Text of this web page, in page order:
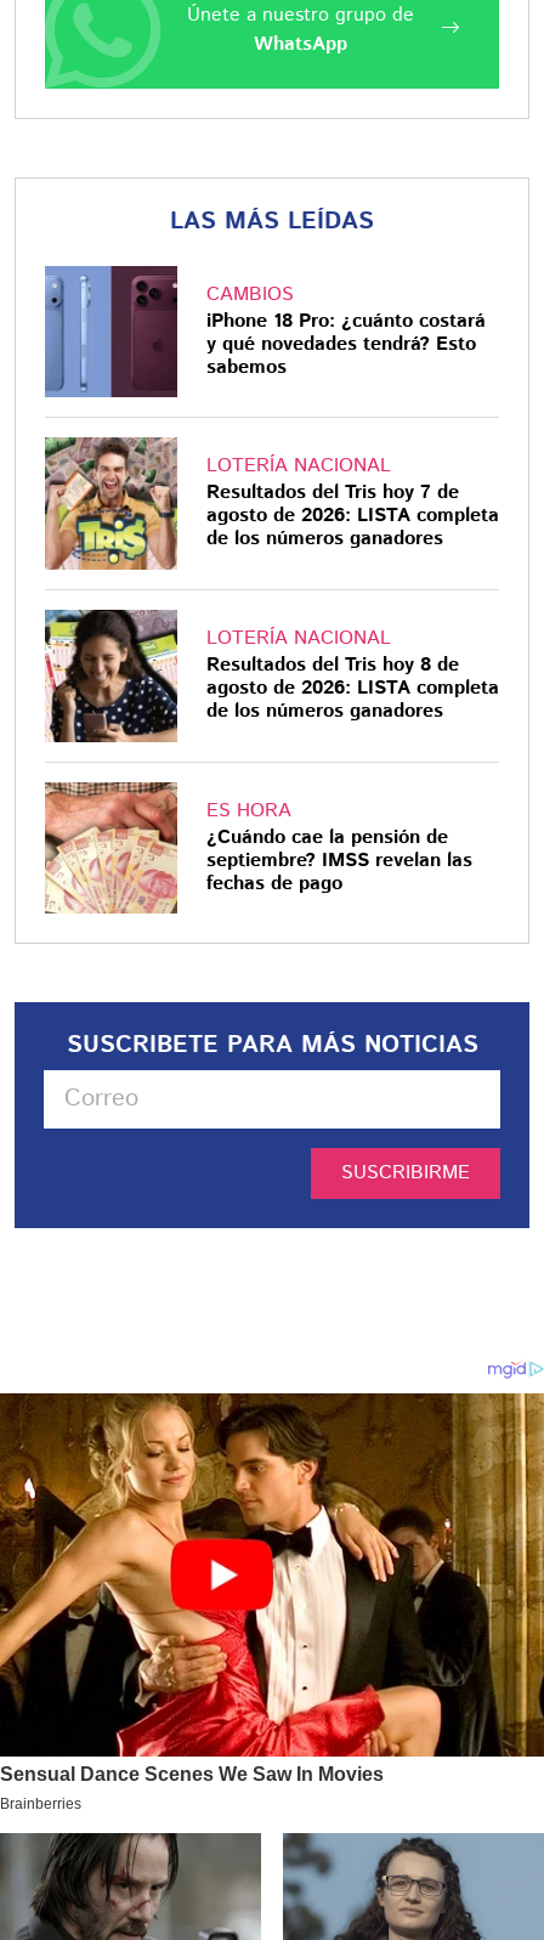
Únete a nuestro grupo de
WhatsApp
LAS MÁS LEÍDAS
CAMBIOS
iPhone 18 Pro: ¿cuánto costará
y qué novedades tendrá? Esto
sabemos
LOTERÍA NACIONAL
Resultados del Tris hoy 7 de
agosto de 2026: LISTA completa
de los números ganadores
LOTERÍA NACIONAL
Resultados del Tris hoy 8 de
agosto de 2026: LISTA completa
de los números ganadores
ES HORA
¿Cuándo cae la pensión de
septiembre? IMSS revelan las
fechas de pago
SUSCRIBETE PARA MÁS NOTICIAS
SUSCRIBIRME